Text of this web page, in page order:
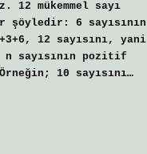
mükemmel sayı
şöyledir: 6 sayısının
12 sayısını, yani
sayısının pozitif
10 sayısını…